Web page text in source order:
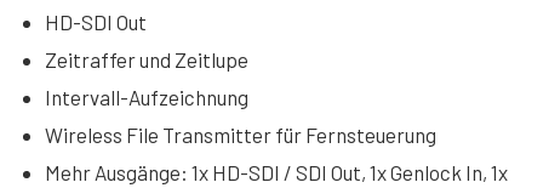
HD-SDI Out
Zeitraffer und Zeitlupe
Intervall-Aufzeichnung
Wireless File Transmitter für Fernsteuerung
Mehr Ausgänge: 1x HD-SDI / SDI Out, 1x Genlock In, 1x